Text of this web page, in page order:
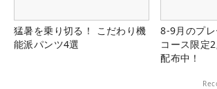
猛暑を乗り切る！ こだわり機
能派パンツ4選
8-9月のプレ
コース限定
配布中！